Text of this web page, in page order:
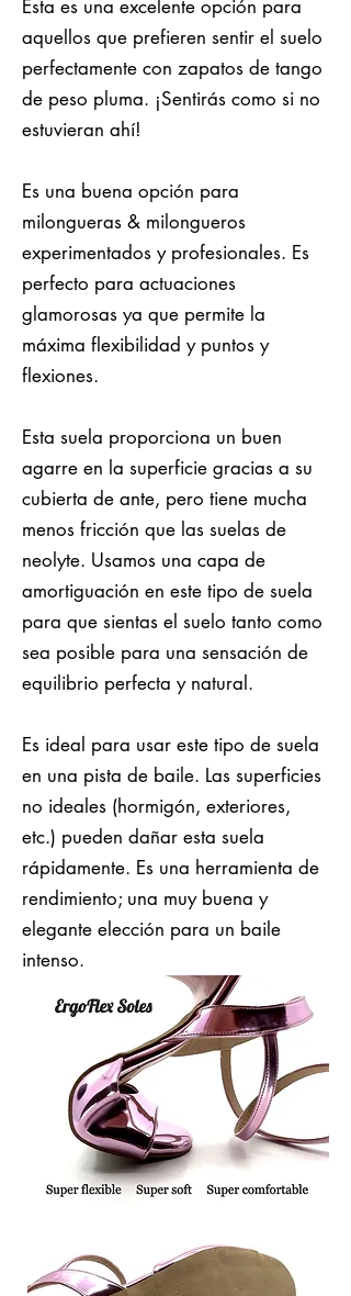
Esta es una excelente opción para
aquellos que prefieren sentir el suelo
perfectamente con zapatos de tango
de peso pluma. ¡Sentirás como si no
estuvieran ahí!
Es una buena opción para
milongueras & milongueros
experimentados y profesionales. Es
perfecto para actuaciones
glamorosas ya que permite la
máxima flexibilidad y puntos y
flexiones.
Esta suela proporciona un buen
agarre en la superficie gracias a su
cubierta de ante, pero tiene mucha
menos fricción que las suelas de
neolyte. Usamos una capa de
amortiguación en este tipo de suela
para que sientas el suelo tanto como
sea posible para una sensación de
equilibrio perfecta y natural.
Es ideal para usar este tipo de suela
en una pista de baile. Las superficies
no ideales (hormigón, exteriores,
etc.) pueden dañar esta suela
rápidamente. Es una herramienta de
rendimiento; una muy buena y
elegante elección para un baile
intenso.